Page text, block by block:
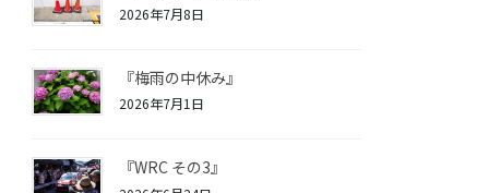
2026年7月8日
『梅雨の中休み』
2026年7月1日
『WRC その3』